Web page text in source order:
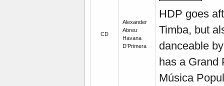
CD
Alexander
Abreu
Havana
D'Primera
HDP goes
Timba, but
danceable
has a Grand
Música